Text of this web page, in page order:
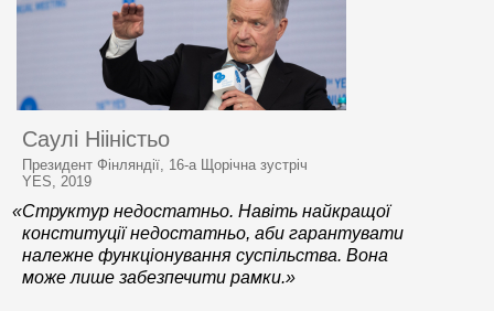
Саулі Нііністьо
Президент Фінляндії, 16-а Щорічна зустріч
YES, 2019
«Структур недостатньо. Навіть найкращої
конституції недостатньо, аби гарантувати
належне функціонування суспільства. Вона
може лише забезпечити рамки.»